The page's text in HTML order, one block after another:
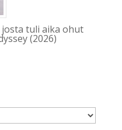
josta tuli aika ohut
(2026)